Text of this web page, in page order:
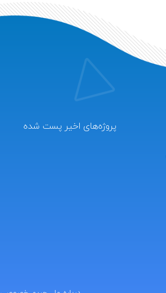
پروژه‌های اخیر پست شده